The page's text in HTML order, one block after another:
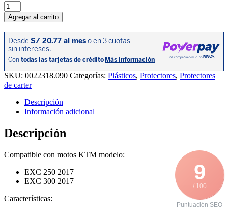
Protector
de
carter
-
KTM
250/300
EXC
17
cantidad
Agregar al carrito
SKU: 0022318.090 Categorías: Plásticos, Protectores, Protectores
de carter
Descripción
Información adicional
Descripción
9
/ 100
Puntuación SEO
Compatible con motos KTM modelo:
EXC 250 2017
EXC 300 2017
Características: